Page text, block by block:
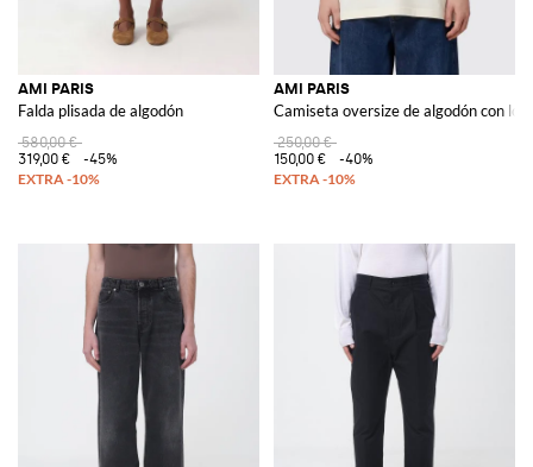
AMI PARIS
Falda plisada de algodón
580,00 €
319,00 €
-45%
AMI PARIS
Camiseta oversize de algodón con
250,00 €
150,00 €
-40%